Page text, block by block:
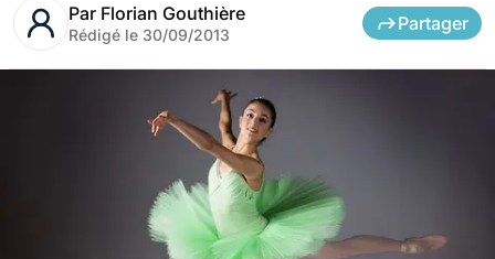
Par Florian Gouthière
Rédigé le 30/09/2013
Partager